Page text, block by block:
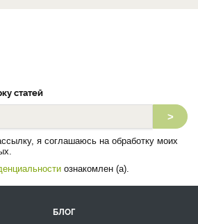
статей
>
я соглашаюсь на обработку моих
ознакомлен (а).
БЛОГ